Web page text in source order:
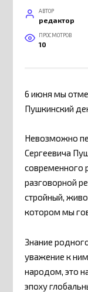
АВТОР
редактор
ПРОСМОТРОВ
10
6 июня мы
Пушкинский
Невозможно
Сергеевича
современного
разговорной
стройный,
котором мы
Знание
уважение к
народом, это
эпоху